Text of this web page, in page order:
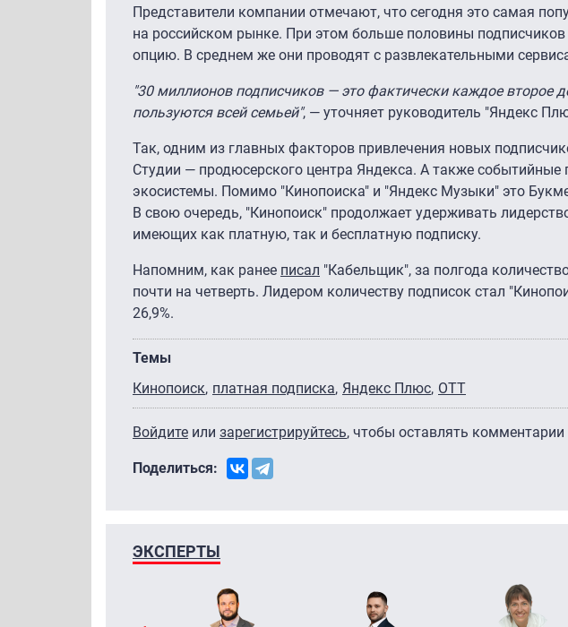
Представители компании отмечают, что сегодня это самая
на российском рынке. При этом больше половины
опцию. В среднем же они проводят с развлекательными
"30 миллионов подписчиков — это фактически каждое второе
пользуются всей семьей", — уточняет руководитель "Яндекс
Так, одним из главных факторов привлечения новых
Студии — продюсерского центра Яндекса. А также событийные
экосистемы. Помимо "Кинопоиска" и "Яндекс Музыки" это
В свою очередь, "Кинопоиск" продолжает удерживать
имеющих как платную, так и бесплатную подписку.
Напомним, как ранее писал "Кабельщик", за полгода
почти на четверть. Лидером количеству подписок стал
26,9%.
Темы
Кинопоиск платная подписка Яндекс Плюс ОТТ
Войдите или зарегистрируйтесь, чтобы оставлять комментарии
Поделиться:
ЭКСПЕРТЫ